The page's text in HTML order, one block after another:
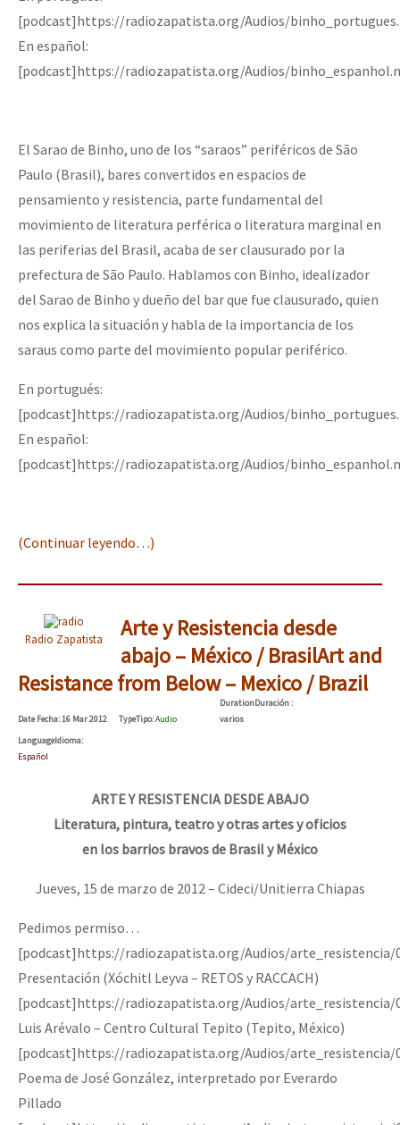
[podcast]https://radiozapatista.org/Audios/
En español:
[podcast]https://radiozapatista.org/Audios/
El Sarao de Binho, uno de los “saraos” periféricos de São
Paulo (Brasil), bares convertidos en espacios de
pensamiento y resistencia, parte fundamental del
movimiento de literatura perférica o literatura marginal en
las periferias del Brasil, acaba de ser clausurado por la
prefectura de São Paulo. Hablamos con Binho, idealizador
del Sarao de Binho y dueño del bar que fue clausurado, quien
nos explica la situación y habla de la importancia de los
saraus como parte del movimiento popular periférico.
En portugués:
[podcast]https://radiozapatista.org/Audios/
En español:
[podcast]https://radiozapatista.org/Audios/
(Continuar leyendo…)
Radio Zapatista
Arte y Resistencia desde
abajo – México / BrasilArt and
Resistance from Below – Mexico / Brazil
DateFecha: 16 Mar 2012 TypeTipo:Audio
DurationDuración:
varios
LanguageIdioma:
Español
ARTE Y RESISTENCIA DESDE ABAJO
Literatura, pintura, teatro y otras artes y oficios
en los barrios bravos de Brasil y México
Jueves, 15 de marzo de 2012 – Cideci/Unitierra Chiapas
Pedimos permiso…
[podcast]https://radiozapatista.org/Audios/arte_resistencia/
Presentación (Xóchitl Leyva – RETOS y RACCACH)
[podcast]https://radiozapatista.org/Audios/
Luis Arévalo – Centro Cultural Tepito (Tepito, México)
[podcast]https://radiozapatista.org/Audios/arte_resistencia/
Poema de José González, interpretado por Everardo
Pillado